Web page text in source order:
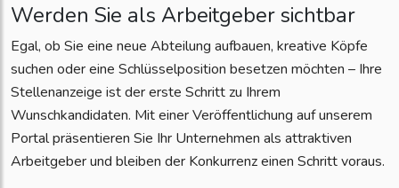
Werden Sie als Arbeitgeber sichtbar
Egal, ob Sie eine neue Abteilung aufbauen, kreative Köpfe
suchen oder eine Schlüsselposition besetzen möchten – Ihre
Stellenanzeige ist der erste Schritt zu Ihrem
Wunschkandidaten. Mit einer Veröffentlichung auf unserem
Portal präsentieren Sie Ihr Unternehmen als attraktiven
Arbeitgeber und bleiben der Konkurrenz einen Schritt voraus.